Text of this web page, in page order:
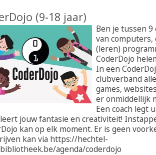
(9-18 jaar)
Ben je tussen 9
van computers,
(leren)
CoderDojo
In een
clubverband
games,
er onmiddellijk
Een coach legt
jouw fantasie en creativiteit!
kan op elk moment. Er is geen
kan via https://hechtel-
agenda/coderdojo